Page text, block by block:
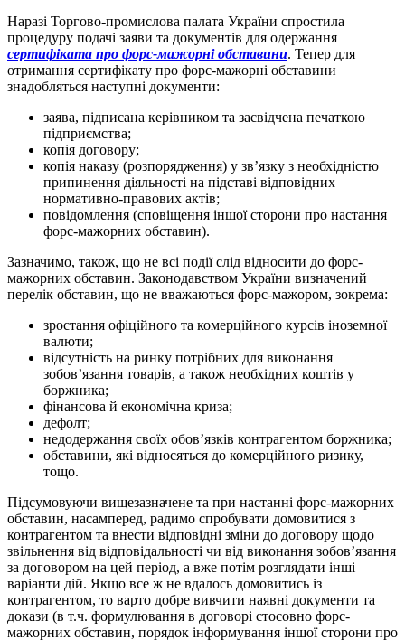
Наразі Торгово-промислова палата України спростила
процедуру подачі заяви та документів для одержання
сертифіката про форс-мажорні обставини. Тепер для
отримання сертифікату про форс-мажорні обставини
знадобляться наступні документи:
заява, підписана керівником та засвідчена печаткою
підприємства;
копія договору;
копія наказу (розпорядження) у зв’язку з необхідністю
припинення діяльності на підставі відповідних
нормативно-правових актів;
повідомлення (сповіщення іншої сторони про настання
форс-мажорних обставин).
Зазначимо, також, що не всі події слід відносити до форс-
мажорних обставин. Законодавством України визначений
перелік обставин, що не вважаються форс-мажором, зокрема:
зростання офіційного та комерційного курсів іноземної
валюти;
відсутність на ринку потрібних для виконання
зобов’язання товарів, а також необхідних коштів у
боржника;
фінансова й економічна криза;
дефолт;
недодержання своїх обов’язків контрагентом боржника;
обставини, які відносяться до комерційного ризику,
тощо.
Підсумовуючи вищезазначене та при настанні форс-мажорних
обставин, насамперед, радимо спробувати домовитися з
контрагентом та внести відповідні зміни до договору щодо
звільнення від відповідальності чи від виконання зобов’язання
за договором на цей період, а вже потім розглядати інші
варіанти дій. Якщо все ж не вдалось домовитись із
контрагентом, то варто добре вивчити наявні документи та
докази (в т.ч. формулювання в договорі стосовно форс-
мажорних обставин, порядок інформування іншої сторони про